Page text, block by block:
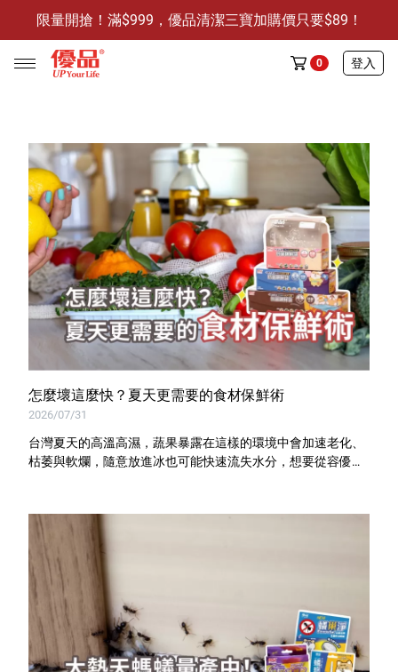
限量開搶！滿$999，優品清潔三寶加購價只要$89！
防霉清潔好幫手-任3件贈保濕抗菌洗手乳
限量開搶！滿$999，優品清潔三寶加購價只要$89！
0 登入
任選活動
🔥任選1件折9元-新老客戶感恩回饋
商品介紹
全部商品
限時特賣
防霉清潔好幫手(任3件，贈抗菌保濕洗手乳)
室內外除蟲專區
媽媽廚房專區
浴室清潔專區
清潔大掃除專區
精油香氛專區
強效誘引捕黏板
優品x柴語錄
團購專區
怎麼壞這麼快？夏天更需要的食材保鮮術
2026/07/31
台灣夏天的高溫高濕，蔬果暴露在這樣的環境中會加速老化、
枯萎與軟爛，隨意放進冰也可能快速流失水分，想要從容優雅